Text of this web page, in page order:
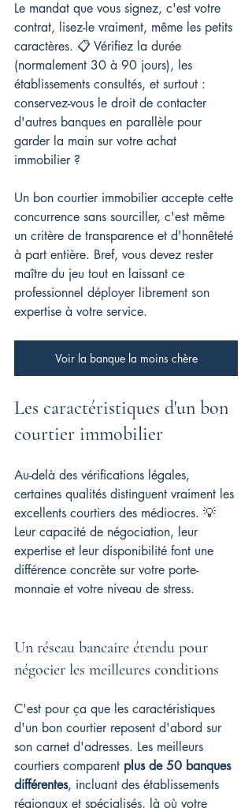
Le mandat que vous signez, c'est votre
contrat, lisez-le vraiment, même les petits
caractères. 📋 Vérifiez la durée
(normalement 30 à 90 jours), les
établissements consultés, et surtout :
conservez-vous le droit de contacter
d'autres banques en parallèle pour
garder la main sur votre achat
immobilier ?
Un bon courtier immobilier accepte cette
concurrence sans sourciller, c'est même
un critère de transparence et d'honnêteté
à part entière. Bref, vous devez rester
maître du jeu tout en laissant ce
professionnel déployer librement son
expertise à votre service.
Voir la banque la moins chère
Les caractéristiques d'un bon
courtier immobilier
Au-delà des vérifications légales,
certaines qualités distinguent vraiment les
excellents courtiers des médiocres. 💡
Leur capacité de négociation, leur
expertise et leur disponibilité font une
différence concrète sur votre porte-
monnaie et votre niveau de stress.
Un réseau bancaire étendu pour
négocier les meilleures conditions
C'est pour ça que les caractéristiques
d'un bon courtier reposent d'abord sur
son carnet d'adresses. Les meilleurs
courtiers comparent plus de 50 banques
différentes, incluant des établissements
régionaux et spécialisés, là où votre